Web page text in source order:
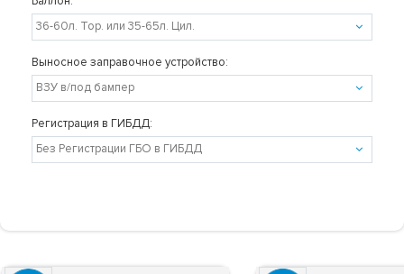
Выносное заправочное устройство:
Регистрация в ГИБДД: